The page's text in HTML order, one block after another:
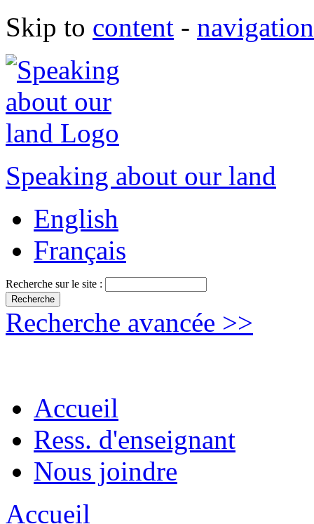
Skip to content - navigation
Speaking about our land
English
Français
Recherche sur le site :
Recherche avancée >>
Accueil
Ress. d'enseignant
Nous joindre
Accueil